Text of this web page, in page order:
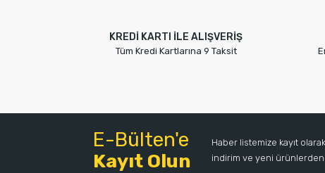
KREDİ KARTI İLE ALIŞVERİŞ
Tüm Kredi Kartlarına 9 Taksit
E-Bülten'e
Kayıt Olun
Haber listemize kayıt
indirim ve yeni